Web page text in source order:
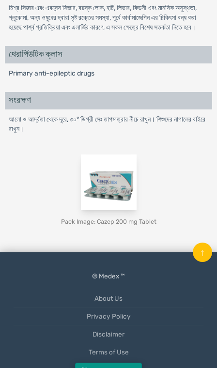
মিশ্র সিজার এবং এবসেন্স সিজার, বয়স্ক লোক, হার্ট, লিভার, কিডনী এবং মানসিক অসুস্থতা,
গ্লুকোমা, অন্য ওষুধের দ্বারা সৃষ্ট রক্তের সমস্যা, পূর্বে কার্বামাজেপিন এর চিকিৎসা বন্ধ করা
হয়েছে পার্শ্ব প্রতিক্রিয়া এবং এলার্জির কারণে, এ সকল ক্ষেত্রে বিশেষ সতর্কতা নিতে হবে।
থেরাপিউটিক ক্লাস
Primary anti-epileptic drugs
সংরক্ষণ
আলো ও আর্দ্রতা থেকে দূরে, ৩০° ডিগ্রী সেঃ তাপমাত্রার নীচে রাখুন। শিশুদের নাগালের বাইরে
রাখুন।
Pack Image: Cazep 200 mg Tablet
© Medex ™
About Us
Privacy Policy
Disclaimer
Terms of Use
↑